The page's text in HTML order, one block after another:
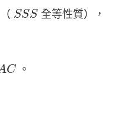
（ SSS
SSS全等性質），
C
AC 。